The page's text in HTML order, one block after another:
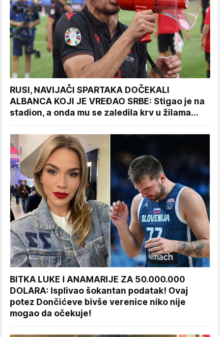
RUSI, NAVIJAČI SPARTAKA DOČEKALI
ALBANCA KOJI JE VREĐAO SRBE: Stigao je na
stadion, a onda mu se zaledila krv u žilama...
BITKA LUKE I ANAMARIJE ZA 50.000.000
DOLARA: Isplivao šokantan podatak! Ovaj
potez Dončićeve bivše verenice niko nije
mogao da očekuje!